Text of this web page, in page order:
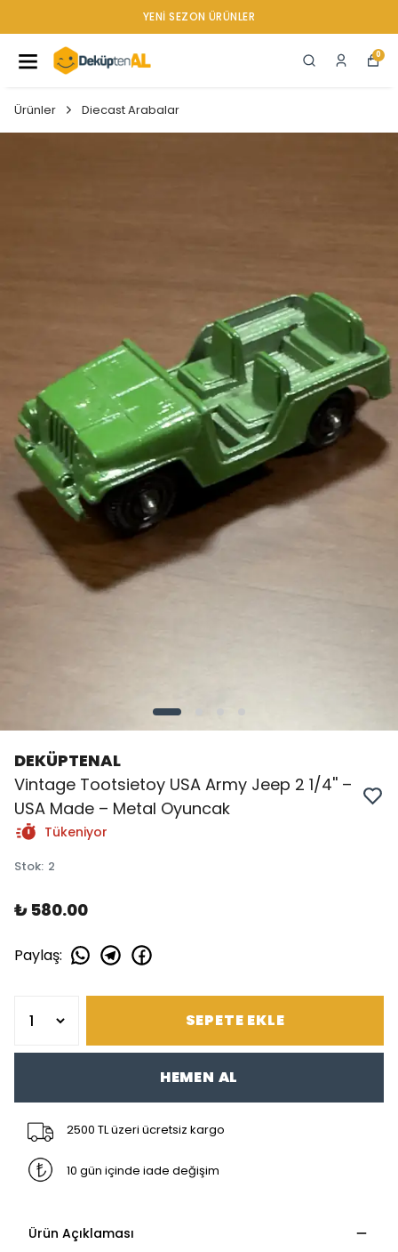
YENI SEZON ÜRÜNLER
0
Ürünler Diecast Arabalar
DEKÜPTENAL
Vintage Tootsietoy USA Army Jeep 2 1/4'' –
USA Made – Metal Oyuncak
Tükeniyor
Stok: 2
₺ 580.00
Paylaş:
SEPETE EKLE
HEMEN AL
2500 TL üzeri ücretsiz kargo
10 gün içinde iade değişim
Ürün Açıklaması